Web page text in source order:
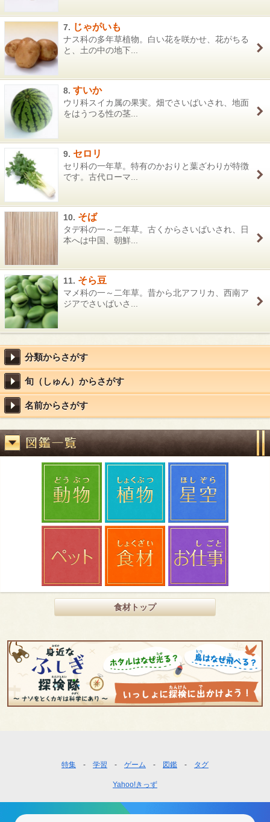
7. じゃがいも
ナス科の多年草植物。白い花を咲かせ、花がちる
と、土の中の地下...
8. すいか
ウリ科スイカ属の果実。畑でさいばいされ、地面
をはうつる性の茎...
9. セロリ
セリ科の一年草。特有のかおりと葉ざわりが特徴
です。古代ローマ...
10. そば
タデ科の一～二年草。古くからさいばいされ、日
本へは中国、朝鮮...
11. そら豆
マメ科の一～二年草。昔から北アフリカ、西南ア
ジアでさいばいさ...
分類からさがす
旬（しゅん）からさがす
名前からさがす
食材トップ
ー
ナ
特集 学習 ゲーム 図鑑 タグ
Yahoo!きっず